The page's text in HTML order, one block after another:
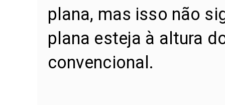
plana, mas isso não
plana esteja à altura
convencional.